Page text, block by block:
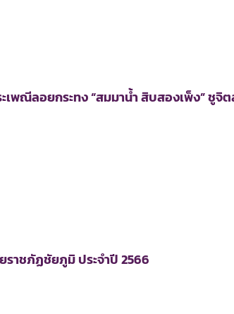
พณีลอยกระทง “สมมาน้ำ สิบสองเพ็ง” ชูจิ
ราชภัฏชัยภูมิ ประจำปี 2566